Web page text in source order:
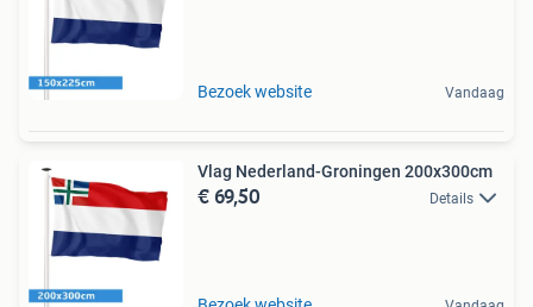
Bezoek website Vandaag
Vlag Nederland-Groningen 200x300cm
€ 69,50 Details